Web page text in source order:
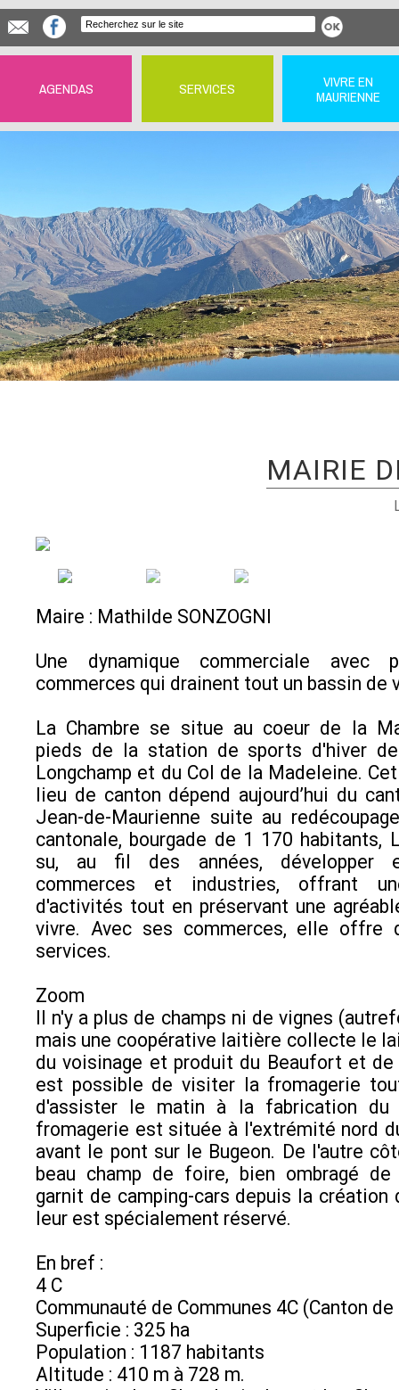
AGENDAS SERVICES
VIVRE EN
MAURIENNE
MAIRIE
Maire : Mathilde SONZOGNI
Une dynamique commerciale avec
commerces qui drainent tout un bassin de
La Chambre se situe au coeur de la
pieds de la station de sports d'hiver
Longchamp et du Col de la Madeleine.
lieu de canton dépend aujourd’hui du
Jean-de-Maurienne suite au
cantonale, bourgade de 1 170 habitants,
su, au fil des années, développer
commerces et industries, offrant
d'activités tout en préservant une
vivre. Avec ses commerces, elle offre
services.
Zoom
Il n'y a plus de champs ni de vignes
mais une coopérative laitière collecte le
du voisinage et produit du Beaufort et
est possible de visiter la fromagerie
d'assister le matin à la fabrication du
fromagerie est située à l'extrémité nord
avant le pont sur le Bugeon. De l'autre
beau champ de foire, bien ombragé de
garnit de camping-cars depuis la création
leur est spécialement réservé.
En bref :
4 C
Communauté de Communes 4C (Canton de
Superficie : 325 ha
Population : 1187 habitants
Altitude : 410 m à 728 m.